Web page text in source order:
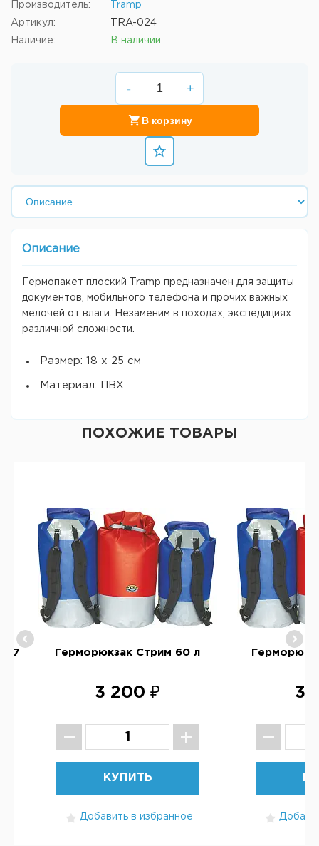
Производитель: Tramp
Артикул: TRA-024
Наличие: В наличии
- +
В корзину
Описание
Гермопакет плоский Tramp предназначен для защиты
документов, мобильного телефона и прочих важных
мелочей от влаги. Незаменим в походах, экспедициях
различной сложности.
Размер: 18 х 25 см
Материал: ПВХ
ПОХОЖИЕ ТОВАРЫ
Герморюкзак Стрим 60 л
3 200 ₽
КУПИТЬ
Добавить в избранное
3